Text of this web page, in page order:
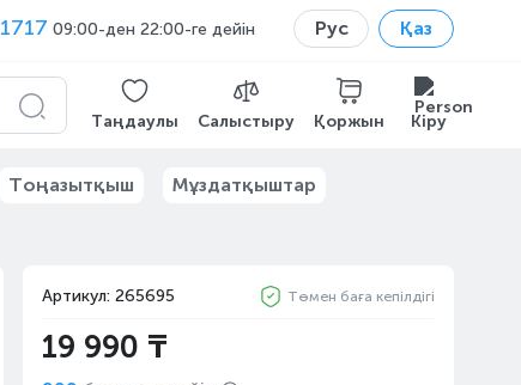
1717 09:00-ден 22:00-ге дейін Рус Қаз
Таңдаулы Салыстыру Қоржын Кіру
Тоңазытқыш Мұздатқыштар
Артикул: 265695 Төмен баға кепілдігі
19 990 ₸